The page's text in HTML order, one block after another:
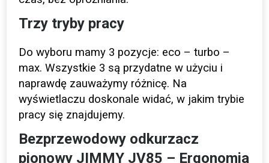
Trzy tryby pracy
Do wyboru mamy 3 pozycje: eco – turbo –
max. Wszystkie 3 są przydatne w użyciu i
naprawdę zauważymy różnicę. Na
wyświetlaczu doskonale widać, w jakim trybie
pracy się znajdujemy.
Bezprzewodowy odkurzacz
pionowy JIMMY JV85 – Ergonomia